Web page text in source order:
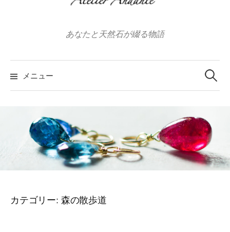
あなたと天然石が綴る物語
メニュー
検
索:
カテゴリー: 森の散歩道